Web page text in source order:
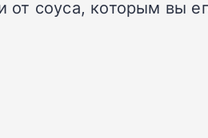
соуса, которым вы